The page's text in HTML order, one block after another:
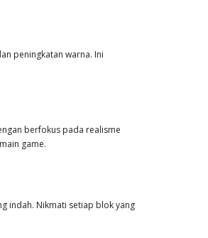
peningkatan warna. Ini
berfokus pada realisme
game.
indah. Nikmati setiap blok yang